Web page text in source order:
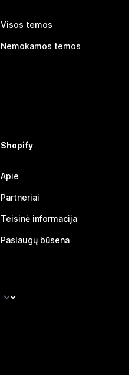
Visos temos
Nemokamos temos
Shopify
Apie
Partneriai
Teisinė informacija
Paslaugų būsena